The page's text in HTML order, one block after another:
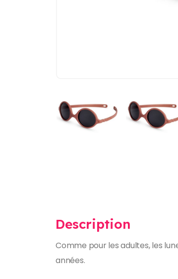
Description
Comme pour les adultes, les
années.